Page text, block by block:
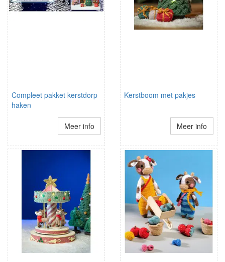
Compleet pakket kerstdorp
haken
Meer info
Kerstboom met pakjes
Meer info